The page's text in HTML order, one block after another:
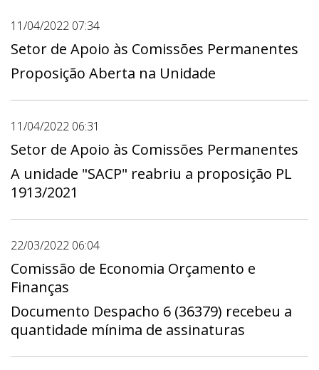
11/04/2022 07:34
Setor de Apoio às Comissões Permanentes
Proposição Aberta na Unidade
11/04/2022 06:31
Setor de Apoio às Comissões Permanentes
A unidade "SACP" reabriu a proposição PL
1913/2021
22/03/2022 06:04
Comissão de Economia Orçamento e
Finanças
Documento Despacho 6 (36379) recebeu a
quantidade mínima de assinaturas